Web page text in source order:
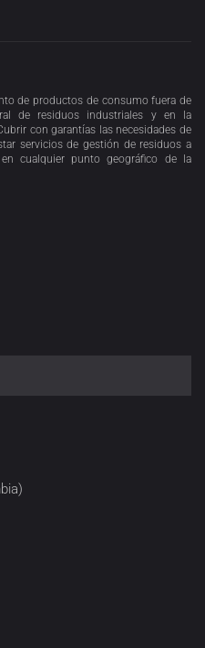
de productos de consumo fuera de
de residuos industriales y en la
con garantías las necesidades de
servicios de gestión de residuos a
cualquier punto geográfico de la